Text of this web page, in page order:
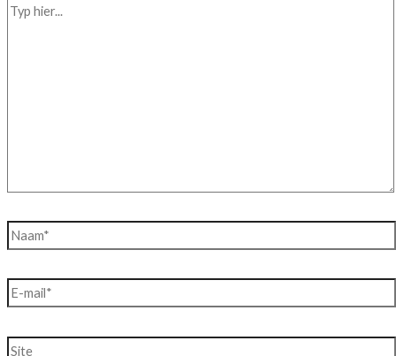
Typ
Naam*
E-
Site